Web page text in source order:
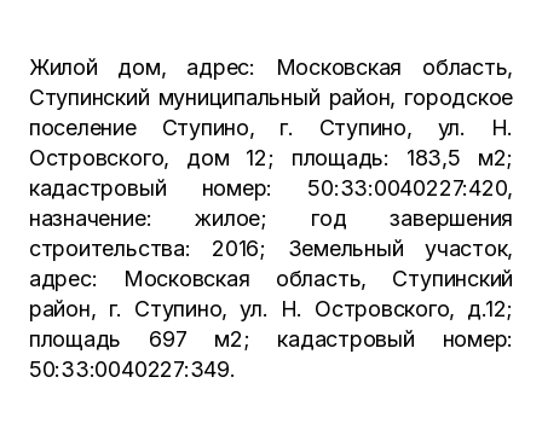
Жилой дом, адрес: Московская область,
Ступинский муниципальный район, городское
поселение Ступино, г. Ступино, ул. Н.
Островского, дом 12; площадь: 183,5 м2;
кадастровый номер: 50:33:0040227:420,
назначение: жилое; год завершения
строительства: 2016; Земельный участок,
адрес: Московская область, Ступинский
район, г. Ступино, ул. Н. Островского, д.12;
площадь 697 м2; кадастровый номер:
50:33:0040227:349.